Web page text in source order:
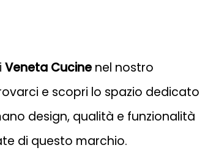
Veneta Cucine nel nostro
e scopri lo spazio dedicato
design, qualità e funzionalità
di questo marchio.